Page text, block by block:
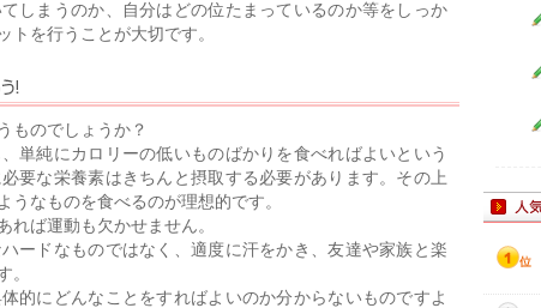
しまうのか、自分はどの位たまっているのか等をしっか
トを行うことが大切です。
ものでしょうか？
単純にカロリーの低いものばかりを食べればよいという
要な栄養素はきちんと摂取する必要があります。その上
うなものを食べるのが理想的です。
れば運動も欠かせません。
ードなものではなく、適度に汗をかき、友達や家族と楽
。
的にどんなことをすればよいのか分からないものですよ